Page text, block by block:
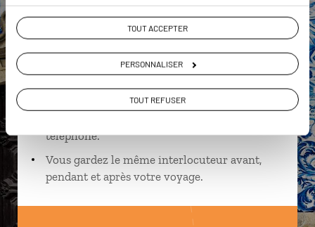
TOUT ACCEPTER
PERSONNALISER
TOUT REFUSER
Suivez vos envies et demandez conseils à nos
Ils sauront organiser votre itinéraire au plus
près de vos envies et de la réalité du pays.
Échangez en face à face ou depuis nos studios
téléphone.
Vous gardez le même interlocuteur avant,
pendant et après votre voyage.